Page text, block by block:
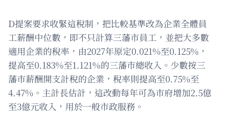
D提案要求收緊這稅制，把比較基準改為企業全體員
工薪酬中位數，即不只計算三藩市員工，並把大多數
適用企業的稅率，由2027年原定0.021%至0.125%，
提高至0.183%至1.121%的三藩市總收入。少數按三
藩市薪酬開支計稅的企業，稅率則提高至0.75%至
4.47%。主計長估計，這改動每年可為市府增加2.5億
至3億元收入，用於一般市政服務。